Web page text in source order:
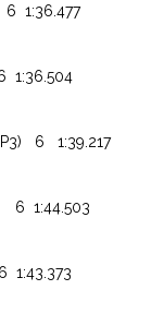
1:36.477
1:36.504
6 1:39.217
1:44.503
1:43.373